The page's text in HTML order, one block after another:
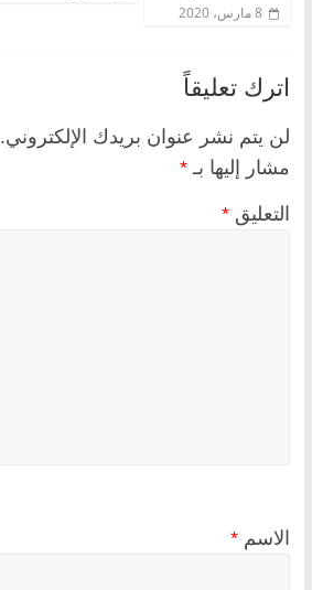
8 مارس، 2020
اترك تعليقاً
لن يتم نشر عنوان بريدك الإلكتروني.
مشار إليها بـ *
التعليق *
الاسم *